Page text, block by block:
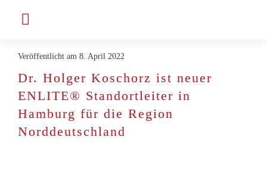
springen
Toggle
Veröffentlicht am 8. April 2022
Dr. Holger Koschorz ist neuer
ENLITE® Standortleiter in
Hamburg für die Region
Norddeutschland